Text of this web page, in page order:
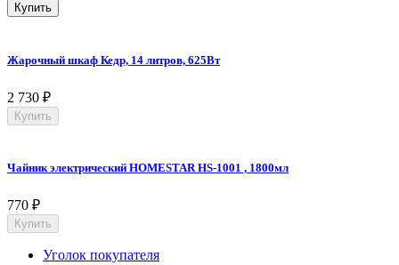
Купить
Жарочный шкаф Кедр, 14 литров, 625Вт
2 730 ₽
Купить
Чайник электрический HOMESTAR HS-1001 , 1800мл
770 ₽
Купить
Уголок покупателя